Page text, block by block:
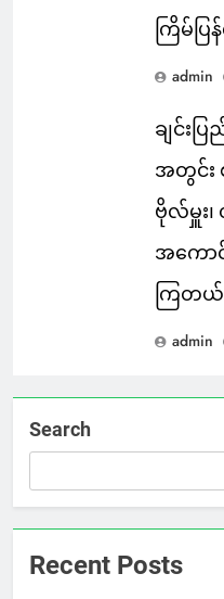
ကြိမ်ပ
admin
ချင်း
အတွင်း
ဗိုလ်မှူး၊
အကော
ကြတယ်
admin
Search
Recent Posts